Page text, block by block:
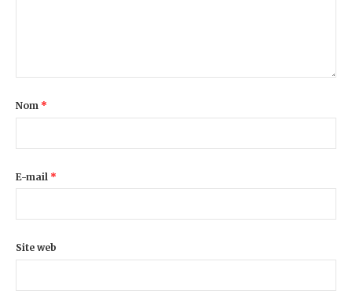
Nom *
E-mail *
Site web